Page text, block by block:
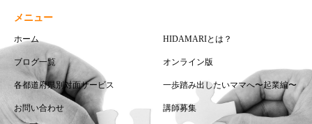
メニュー
ホーム HIDAMARIとは？
ブログ一覧 オンライン版
各都道府県別対面サービス 一歩踏み出したいママへ〜起業編〜
お問い合わせ 講師募集